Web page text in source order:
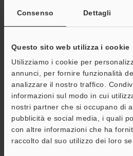
Consenso Dettagli
Questo sito web utilizza i cookie
Utilizziamo i cookie per
annunci, per fornire funzionalità
analizzare il nostro traffico.
informazioni sul modo in cui
nostri partner che si occupano di
pubblicità e social media, i quali
con altre informazioni che ha
raccolto dal suo utilizzo dei loro
ZIP:97.7KB
[Ultimo aggiornamento] 2025-02-10
Download